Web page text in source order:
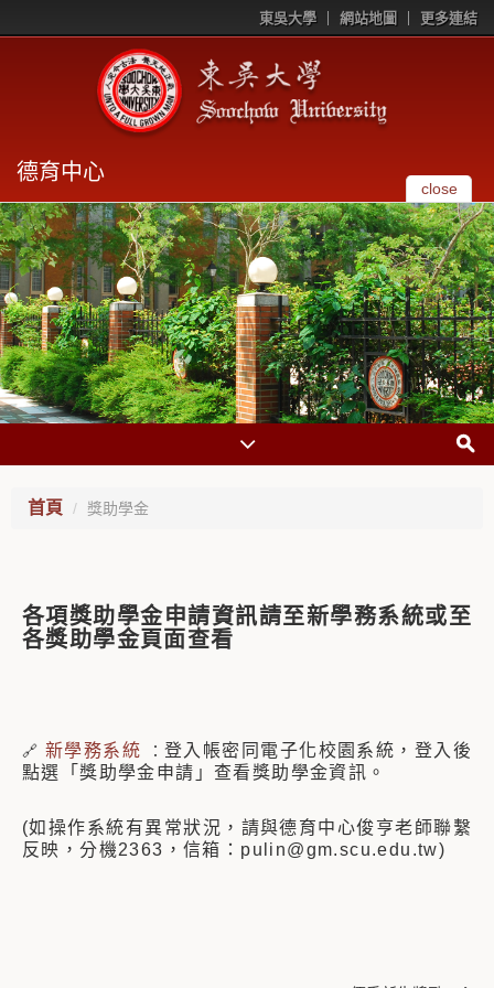
東吳大學 網站地圖 更多連結
德育中心
close
首頁 獎助學金
各項獎助學金申請資訊請至新學務系統或至
各獎助學金頁面查看
🔗 新學務系統 ： 登入帳密同電子化校園系統，登入後
點選「獎助學金申請」查看獎助學金資訊。
(如操作系統有異常狀況，請與德育中心俊亨老師聯繫
反映，分機2363，信箱：pulin@gm.scu.edu.tw)